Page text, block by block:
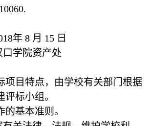
年 8 月 15 日
学院资产处
项目特点，由学校有关部门根据
标小组。
的基本准则。